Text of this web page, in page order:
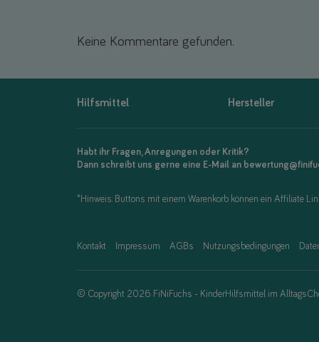
Keine Kommentare gefunden.
Hilfsmittel Hersteller
Habt ihr Fragen, Anregungen oder Kritik?
Dann schreibt uns gerne eine E-Mail an
*Hinweis: Buttons mit einem Warenkorb können ein Affiliate
Kontakt Impressum AGBs Nutzungsbedingungen
© Copyright 2026 FiNiFuchs - KinderHilfsmittel im